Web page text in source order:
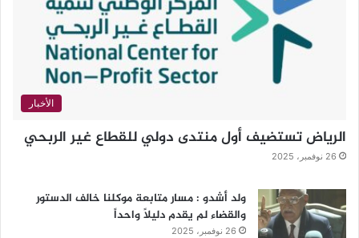
الأخبار
الرياض تستضيف أول منتدى دولي للقطاع غير الربحي
26 نوفمبر، 2025
ولد أشدو : مسار متابعة موكلنا خالف الدستور
والقضاء لم يقدم دليلاً واحداً
26 نوفمبر، 2025